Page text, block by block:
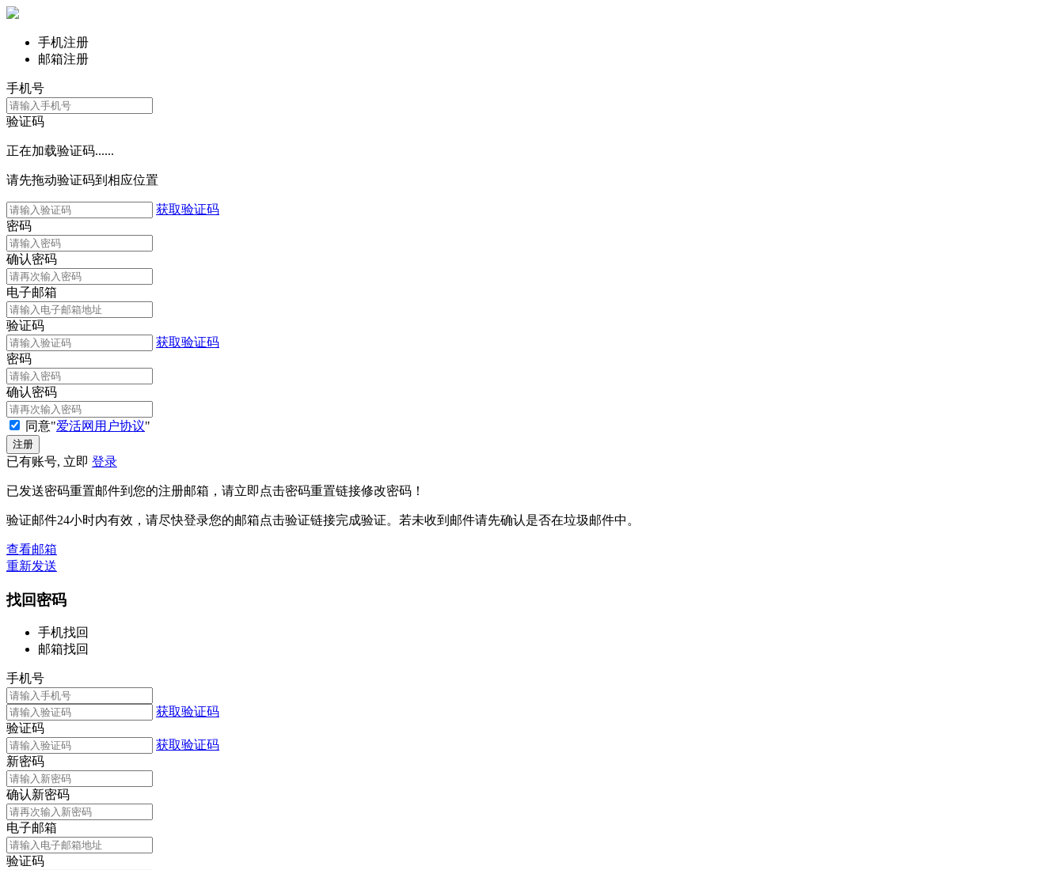
手机注册
邮箱注册
手机号
验证码
正在加载验证码......
请先拖动验证码到相应位置
获取验证码
密码
确认密码
电子邮箱
验证码
获取验证码
密码
确认密码
同意"爱活网用户协议"
已有账号, 立即 登录
已发送密码重置邮件到您的注册邮箱，请立即点击密码重置链接修改密码！
验证邮件24小时内有效，请尽快登录您的邮箱点击验证链接完成验证。若未收到邮件请先确认是否在垃圾邮件中。
查看邮箱
重新发送
找回密码
手机找回
邮箱找回
手机号
获取验证码
验证码
获取验证码
新密码
确认新密码
电子邮箱
验证码